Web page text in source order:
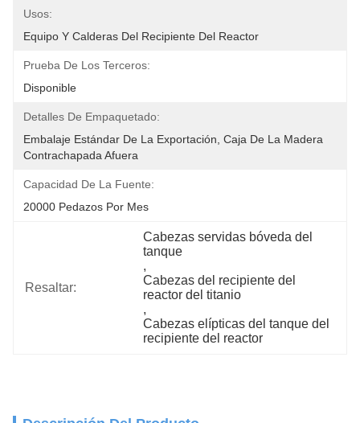
Usos:
Equipo Y Calderas Del Recipiente Del Reactor
Prueba De Los Terceros:
Disponible
Detalles De Empaquetado:
Embalaje Estándar De La Exportación, Caja De La Madera
Contrachapada Afuera
Capacidad De La Fuente:
20000 Pedazos Por Mes
Resaltar:
Cabezas servidas bóveda del
tanque
,
Cabezas del recipiente del
reactor del titanio
,
Cabezas elípticas del tanque del
recipiente del reactor